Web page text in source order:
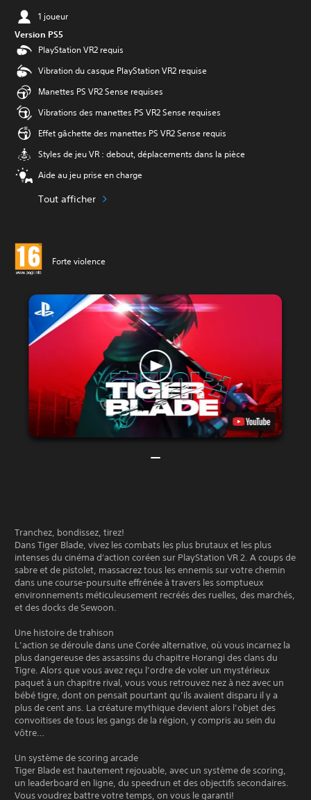
1 joueur
Version PS5
PlayStation VR2 requis
Vibration du casque PlayStation VR2 requise
Manettes PS VR2 Sense requises
Vibrations des manettes PS VR2 Sense requises
Effet gâchette des manettes PS VR2 Sense requis
Styles de jeu VR : debout, déplacements dans la pièce
Aide au jeu prise en charge
Tout afficher
Forte violence
Tranchez, bondissez, tirez!
Dans Tiger Blade, vivez les combats les plus brutaux et les plus
intenses du cinéma d'action coréen sur PlayStation VR 2. A coups de
sabre et de pistolet, massacrez tous les ennemis sur votre chemin
dans une course-poursuite effrénée à travers les somptueux
environnements méticuleusement recréés des ruelles, des marchés,
et des docks de Sewoon.
Une histoire de trahison
L’action se déroule dans une Corée alternative, où vous incarnez la
plus dangereuse des assassins du chapitre Horangi des clans du
Tigre. Alors que vous avez reçu l’ordre de voler un mystérieux
paquet à un chapitre rival, vous vous retrouvez nez à nez avec un
bébé tigre, dont on pensait pourtant qu’ils avaient disparu il y a
plus de cent ans. La créature mythique devient alors l’objet des
convoitises de tous les gangs de la région, y compris au sein du
vôtre…
Un système de scoring arcade
Tiger Blade est hautement rejouable, avec un système de scoring,
un leaderboard en ligne, du speedrun et des objectifs secondaires.
Vous voudrez battre votre temps, on vous le garanti!